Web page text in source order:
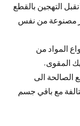
التهجين بالقطع
مصنوعة من نفس
المواد من
المقوى.
الصالحة الى
مع باقي جسم